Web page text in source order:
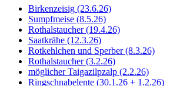
Birkenzeisig (23.6.26)
Sumpfmeise (8.5.26)
Rothalstaucher (19.4.26)
Saatkrähe (12.3.26)
Rotkehlchen und Sperber (8.3.26)
Rothalstaucher (3.2.26)
möglicher Taigazilpzalp (2.2.26)
Ringschnabelente (30.1.26 + 1.2.26)